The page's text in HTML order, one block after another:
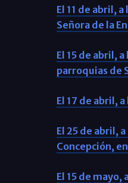
El 11 de abril,
Señora de la
El 15 de abril,
parroquias de
El 17 de abril,
El 25 de abril,
Concepción,
El 15 de